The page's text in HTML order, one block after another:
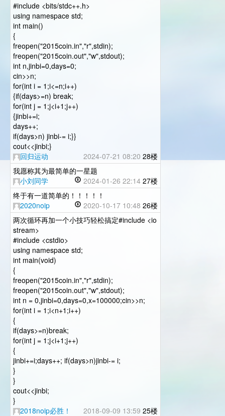
#include <bits/stdc++.h>
using namespace std;
int main()
{
freopen("2015coin.in","r",stdin);
freopen("2015coin.out","w",stdout);
int n,jinbi=0,days=0;
cin>>n;
for(int i = 1;i<=n;i++)
{if(days>=n) break;
for(int j = 1;j<i+1;j++)
{jinbi+=i;
days++;
if(days>n) jinbi-= i;}}
cout<<jinbi;}
回归运动
2024-07-21 08:20 28楼
我愿称其为最简单的一星题
小刘同学
2024-01-26 22:14 27楼
终于有一道简单的！！！！！
2020noip
2020-10-17 10:48 26楼
两次循环再加一个小技巧轻松搞定#include <io
stream>
#include <cstdio>
using namespace std;
int main(void)
{
freopen("2015coin.in","r",stdin);
freopen("2015coin.out","w",stdout);
int n = 0,jinbi=0,days=0,x=100000;cin>>n;
for(int i = 1;i<n+1;i++)
{
if(days>=n)break;
for(int j = 1;j<i+1;j++)
{
jinbi+=i;days++; if(days>n)jinbi-= i;
}
}
cout<<jinbi;
}
2018noip必胜！
2018-09-09 13:59 25楼